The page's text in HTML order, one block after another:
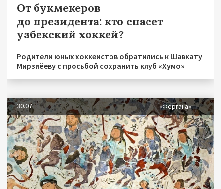
От букмекеров
до президента: кто спасет
узбекский хоккей?
Родители юных хоккеистов обратились к Шавкату
Мирзиёеву с просьбой сохранить клуб «Хумо»
30.07 «Фергана»